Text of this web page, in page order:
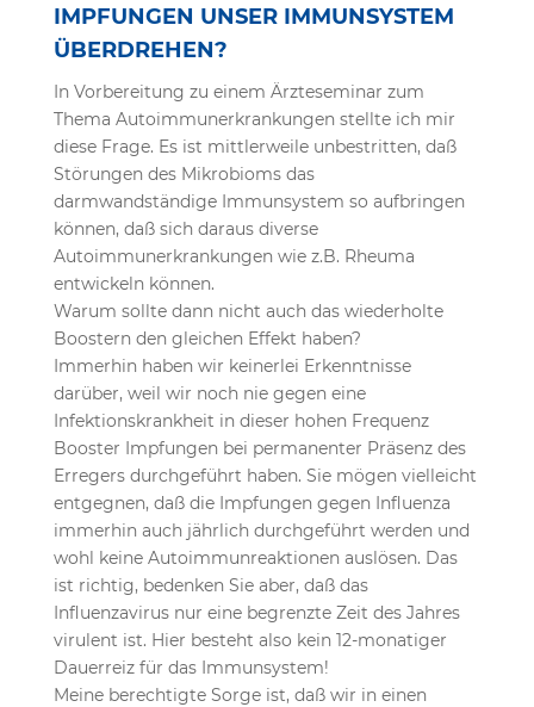
IMPFUNGEN UNSER IMMUNSYSTEM
ÜBERDREHEN?
In Vorbereitung zu einem Ärzteseminar zum
Thema Autoimmunerkrankungen stellte ich mir
diese Frage. Es ist mittlerweile unbestritten, daß
Störungen des Mikrobioms das
darmwandständige Immunsystem so aufbringen
können, daß sich daraus diverse
Autoimmunerkrankungen wie z.B. Rheuma
entwickeln können.
Warum sollte dann nicht auch das wiederholte
Boostern den gleichen Effekt haben?
Immerhin haben wir keinerlei Erkenntnisse
darüber, weil wir noch nie gegen eine
Infektionskrankheit in dieser hohen Frequenz
Booster Impfungen bei permanenter Präsenz des
Erregers durchgeführt haben. Sie mögen vielleicht
entgegnen, daß die Impfungen gegen Influenza
immerhin auch jährlich durchgeführt werden und
wohl keine Autoimmunreaktionen auslösen. Das
ist richtig, bedenken Sie aber, daß das
Influenzavirus nur eine begrenzte Zeit des Jahres
virulent ist. Hier besteht also kein 12-monatiger
Dauerreiz für das Immunsystem!
Meine berechtigte Sorge ist, daß wir in einen